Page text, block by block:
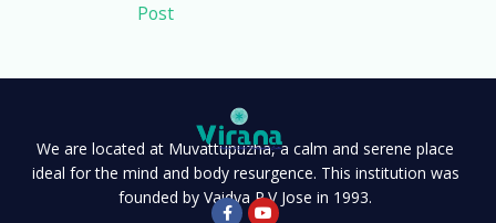
Post
We are located at Muvattupuzha, a calm and serene place
ideal for the mind and body resurgence. This institution was
founded by Vaidya P.V Jose in 1993.